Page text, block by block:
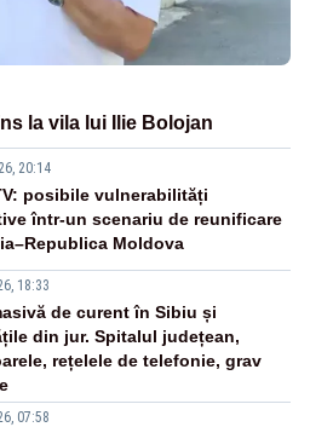
la vila lui Ilie Bolojan
20:14
posibile vulnerabilități
într-un scenariu de reunificare
Moldova
18:33
de curent în Sibiu și
din jur. Spitalul județean,
rețelele de telefonie, grav
07:58